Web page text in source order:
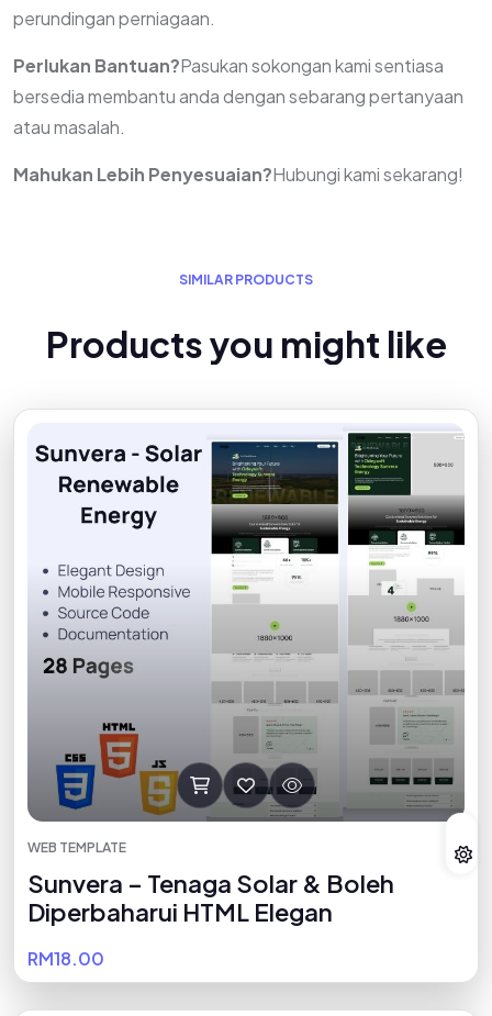
perundingan perniagaan.
Perlukan Bantuan?Pasukan sokongan kami sentiasa
bersedia membantu anda dengan sebarang pertanyaan
atau masalah.
Mahukan Lebih Penyesuaian?Hubungi kami sekarang!
SIMILAR PRODUCTS
Productsyou might like
WEB TEMPLATE
Sunvera – Tenaga Solar & Boleh
Diperbaharui HTML Elegan
RM18.00